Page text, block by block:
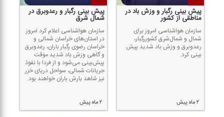
پیش بینی رگبار و وزش باد در
مناطقی از كشور
سازمان هواشناسی امروز برای
شمال و شمال‌شرق كشوررگبار،
رعدوبرق و وزش باد شدید پیش
بینی كرد.
۲ ماه پیش
پیش بینی رگبار و رعدوبرق در
شمال شرق
سازمان هواشناسی اعلام كرد امروز
در استان‌های خراسان شمالی و
خراسان رضوی رگبار باران، رعدوبرق
و گاهی وزش باد شدید موقت
پیش‌بینی می‌شود و از فردا با نفوذ
جریانات شمالی، سواحل دریای خزر
نیز شاهد بارش باران خواهند بود.
۲ ماه پیش